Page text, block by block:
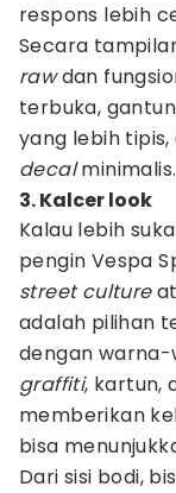
respons lebih
Secara
rawdan
terbuka,
yang lebih
decalminimalis.
3. Kalcer look
Kalau lebih
pengin Vespa
street culture
adalah pilihan
dengan
graffiti, kartun,
memberikan
bisa
Dari sisi bodi,